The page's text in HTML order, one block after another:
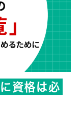
資格は必